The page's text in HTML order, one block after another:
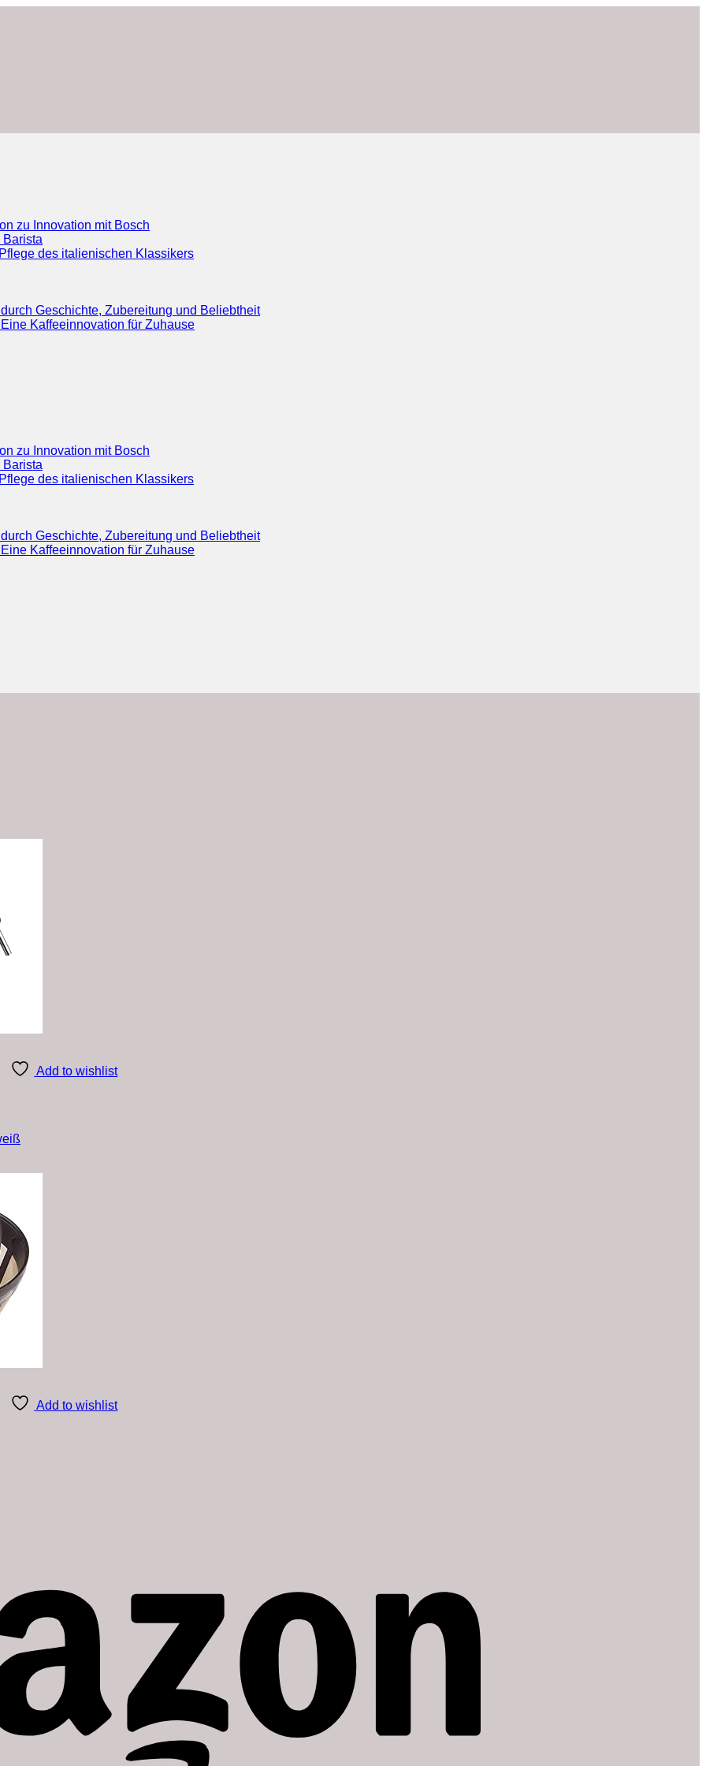
zu Innovation mit Bosch
des italienischen Klassikers
Geschichte, Zubereitung und Beliebtheit
Kaffeeinnovation für Zuhause
zu Innovation mit Bosch
des italienischen Klassikers
Geschichte, Zubereitung und Beliebtheit
Kaffeeinnovation für Zuhause
Add to wishlist
Add to wishlist